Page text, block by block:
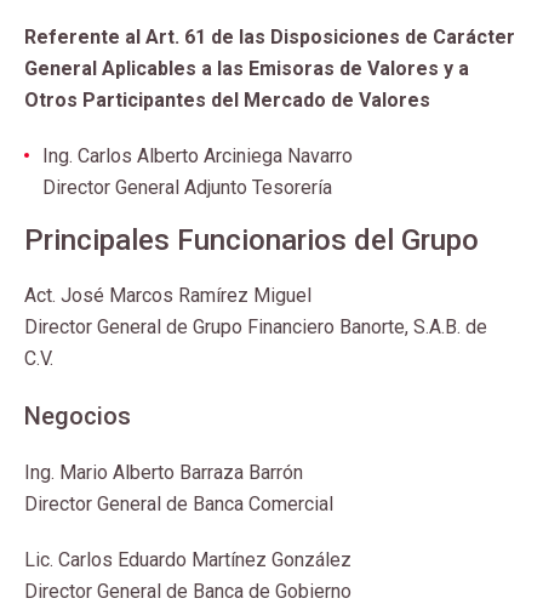
Referente al Art. 61 de las Disposiciones de Carácter
General Aplicables a las Emisoras de Valores y a
Otros Participantes del Mercado de Valores
Ing. Carlos Alberto Arciniega Navarro
Director General Adjunto Tesorería
Principales Funcionarios del Grupo
Act. José Marcos Ramírez Miguel
Director General de Grupo Financiero Banorte, S.A.B. de
C.V.
Negocios
Ing. Mario Alberto Barraza Barrón
Director General de Banca Comercial
Lic. Carlos Eduardo Martínez González
Director General de Banca de Gobierno